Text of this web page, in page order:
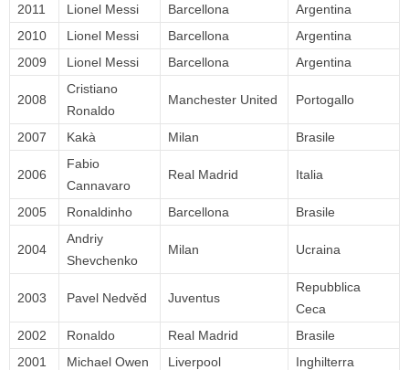
2011
Lionel Messi Barcellona
Argentina
2010
Lionel Messi Barcellona
Argentina
2009
Lionel Messi Barcellona Argentina
2008
Cristiano
Ronaldo
Manchester United Portogallo
2007 Kakà Milan Brasile
2006
Fabio
Cannavaro
Real Madrid Italia
2005 Ronaldinho Barcellona Brasile
2004
Andriy
Shevchenko
Milan Ucraina
2003 Pavel Nedvěd Juventus
Repubblica
Ceca
2002
Ronaldo Real Madrid
Brasile
2001
Michael Owen Liverpool
Inghilterra